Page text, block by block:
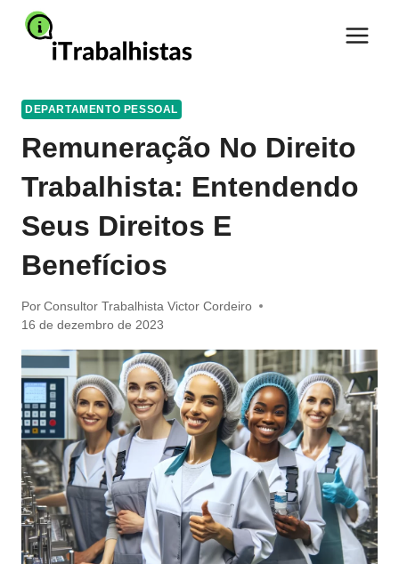
Pular
para
DEPARTAMENTO PESSOAL
Remuneração No Direito
Trabalhista: Entendendo
Seus Direitos E
Benefícios
Por Consultor Trabalhista Victor Cordeiro
16 de dezembro de 2023